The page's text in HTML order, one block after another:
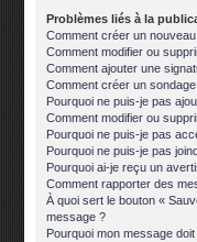
Problèmes liés à la
Comment créer un
Comment modifier ou
Comment ajouter une
Comment créer un
Pourquoi ne puis-je pas
Comment modifier ou
Pourquoi ne puis-je pas
Pourquoi ne puis-je pas
Pourquoi ai-je reçu un
Comment rapporter des
À quoi sert le bouton «
message ?
Pourquoi mon message